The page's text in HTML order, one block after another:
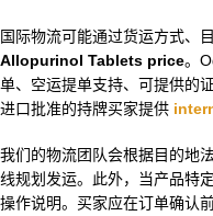
国际物流可能通过货运方式、
Allopurinol Tablets price。
单、空运提单支持、可提供的
进口批准的持牌买家提供
我们的物流团队会根据目的地
线规划发运。此外，当产品特
操作说明。买家应在订单确认